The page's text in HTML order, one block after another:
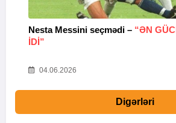
Nesta Messini seçmədi – “ƏN
IDI”
04.06.2026
Digərləri